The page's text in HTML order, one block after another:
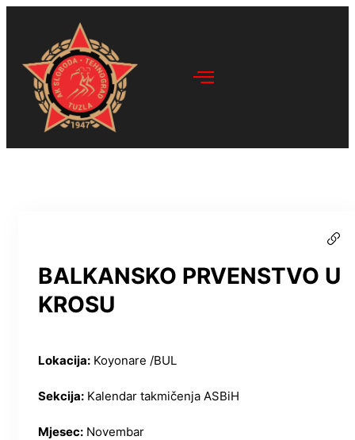
BALKANSKO PRVENSTVO U
KROSU
Lokacija: Koyonare /BUL
Sekcija: Kalendar takmičenja ASBiH
Mjesec: Novembar